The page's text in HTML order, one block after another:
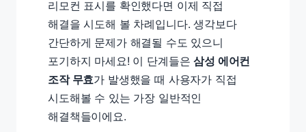
리모컨 표시를 확인했다면 이제 직접
해결을 시도해 볼 차례입니다. 생각보다
간단하게 문제가 해결될 수도 있으니
포기하지 마세요! 이 단계들은삼성 에어컨
조작 무효가 발생했을 때 사용자가 직접
시도해볼 수 있는 가장 일반적인
해결책들이에요.